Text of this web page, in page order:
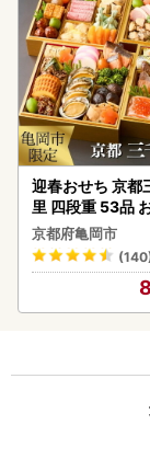
迎春おせち 京都
里 四段重 53品
2027 先行予約
京都府亀岡市